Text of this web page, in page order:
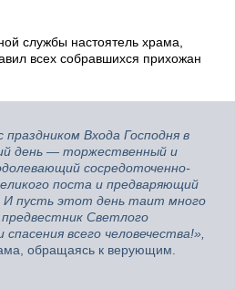
службы настоятель храма,
всех собравшихся прихожан
праздником Входа Господня в
день — торжественный и
сосредоточенно-
поста и предваряющий
И пусть этот день таит много
Светлого
всего человечества!»,
обращаясь к верующим.